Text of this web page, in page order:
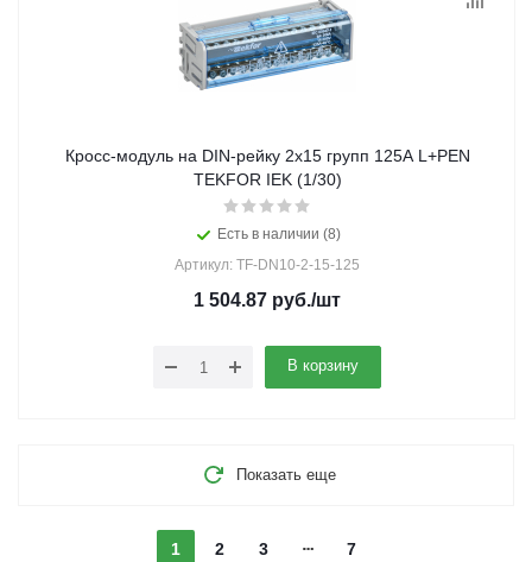
Кросс-модуль на DIN-рейку 2х15 групп 125А L+PEN
TEKFOR IEK (1/30)
Есть в наличии (8)
Артикул: TF-DN10-2-15-125
1 504.87 руб./шт
В корзину
Показать еще
1 2 3 7